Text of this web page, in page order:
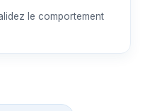
le comportement